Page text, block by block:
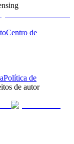
Centro de
Política de
de autor